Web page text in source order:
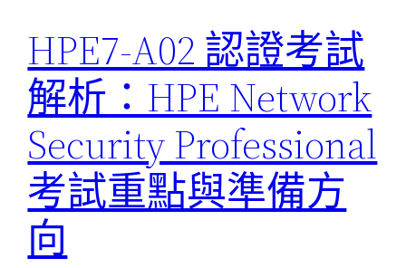
HPE7-A02 認證考試
解析：HPE Network
Security Professional
考試重點與準備方
向